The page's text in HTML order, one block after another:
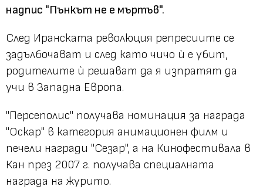
надпис "Пънкът не е мъртъв".
След Иранската революция репресиите се
задълбочават и след като чичо ѝ е убит,
родителите ѝ решават да я изпратят да
учи в Западна Европа.
"Персеполис" получава номинация за награда
"Оскар" в категория анимационен филм и
печели награди "Сезар", а на Кинофестивала в
Кан през 2007 г. получава специалната
награда на журито.